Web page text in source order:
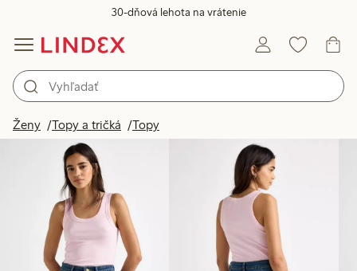
30-dňová lehota na vrátenie
Ženy Topy a tričká Topy